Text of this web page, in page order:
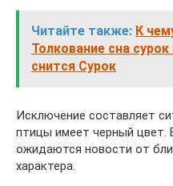
Читайте также: К
Толкование сна
снится Сурок
Исключение составляет
птицы имеет черный цвет.
ожидаются новости от
характера.